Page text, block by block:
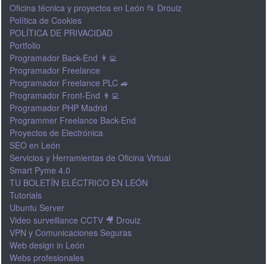
Oficina técnica y proyectos en León 📂 Drouiz
Política de Cookies
POLÍTICA DE PRIVACIDAD
Portfolio
Programador Back-End 👨‍💻
Programador Freelance
Programador Freelance PLC 🚙
Programador Front-End 👨‍💻
Programador PHP Madrid
Programmer Freelance Back-End
Proyectos de Electrónica
SEO en León
Servicios y Herramientas de Oficina Virtual
Smart Pyme 4.0
TU BOLETÍN ELÉCTRICO EN LEÓN
Tutorials
Ubuntu Server
Video surveillance CCTV 🎥 Drouiz
VPN y Comunicaciones Seguras
Web design in León
Webs profesionales